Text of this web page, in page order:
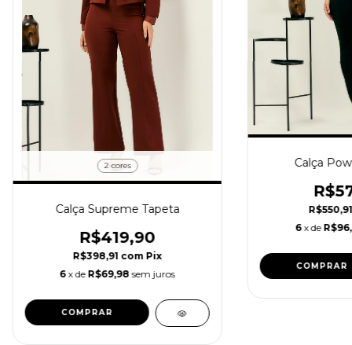
2 cores
Calça Supreme Tapeta
R$419,90
R$398,91 com Pix
6 x de R$69,98 sem juros
COMPRAR
Calça
6 x de
COMPRAR